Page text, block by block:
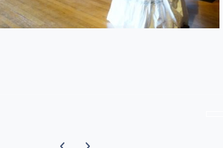
Предыдущий слайд карусели
Следующий слайд карусели